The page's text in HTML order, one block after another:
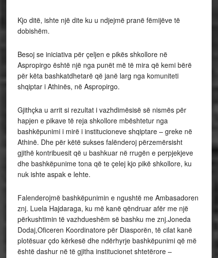
Kjo ditë, ishte një dite ku u ndjejmë pranë fëmijëve të
dobishëm.
Besoj se iniciativa për çeljen e pikës shkollore në
Aspropirgo është një nga punët më të mira që kemi bërë
për këta bashkatdhetarë që janë larg nga komuniteti
shqiptar i Athinës, në Aspropirgo.
Gjithçka u arrit si rezultat i vazhdimësisë së nismës për
hapjen e pikave të reja shkollore mbështetur nga
bashkëpunimi i mirë i institucioneve shqiptare – greke në
Athinë. Dhe për këtë sukses falënderoj përzemërsisht
gjithë kontribuesit që u bashkuar në rrugën e perpjekjeve
dhe bashkëpunime tona që te çelej kjo pikë shkollore, ku
nuk ishte aspak e lehte.
Falenderojmë bashkëpunimin e ngushtë me Ambasadoren
znj. Luela Hajdaraga, ku më kanë qëndruar afër me një
përkushtimin të vazhdueshëm së bashku me znj.Joneda
Dodaj,Oficeren Koordinatore për Diasporën, të cilat kanë
plotësuar çdo kërkesë dhe ndërhyrje bashkëpunimi që më
është dashur në të gjitha institucionet shtetërore –